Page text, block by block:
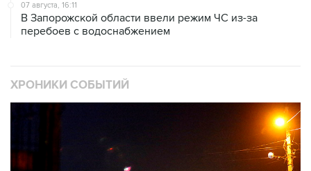
07 августа, 16:11
В Запорожской области ввели режим ЧС из-за
перебоев с водоснабжением
ХРОНИКИ СОБЫТИЙ